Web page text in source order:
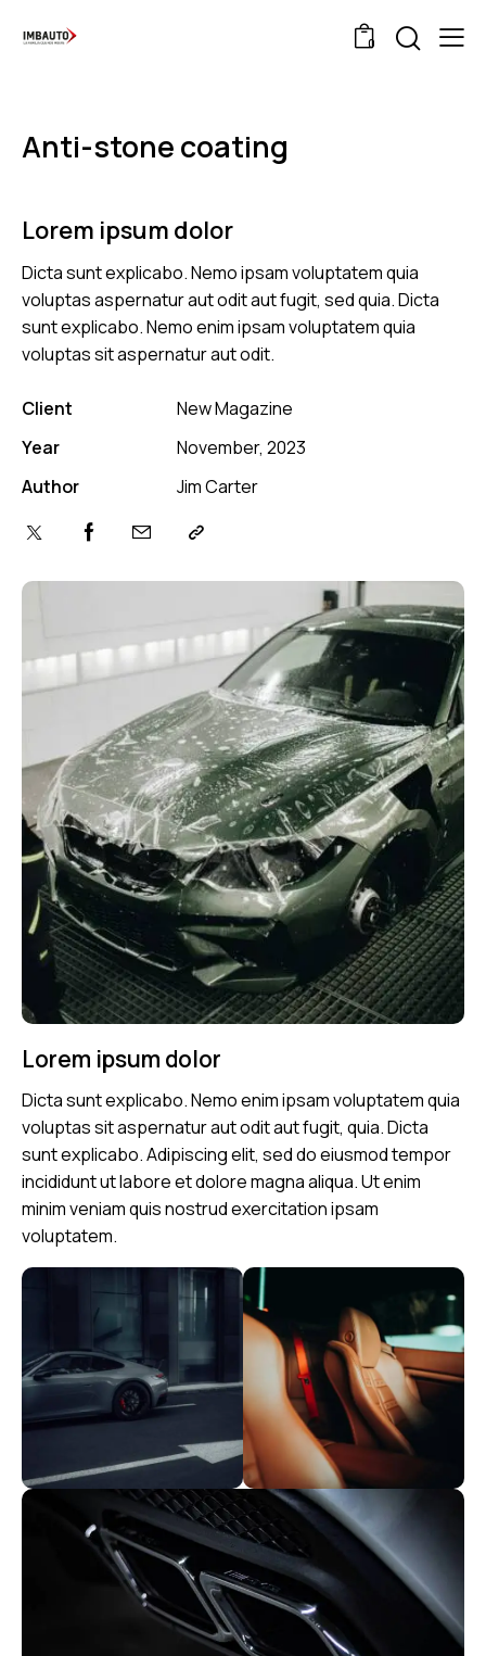
0
Anti-stone coating
Lorem ipsum dolor
Dicta sunt explicabo. Nemo enim ipsam voluptatem quia
voluptas sit aspernatur aut odit aut fugit, quia. Dicta
sunt explicabo. Adipiscing elit, sed do eiusmod tempor
incididunt ut labore et dolore magna aliqua. Ut enim
minim veniam quis nostrud exercitation ipsam
voluptatem.
Lorem ipsum dolor
Dicta sunt explicabo. Nemo ipsam voluptatem quia
voluptas aspernatur aut odit aut fugit, sed quia. Dicta
sunt explicabo. Nemo enim ipsam voluptatem quia
voluptas sit aspernatur aut odit.
Client
New Magazine
Year
November, 2023
Author
Jim Carter